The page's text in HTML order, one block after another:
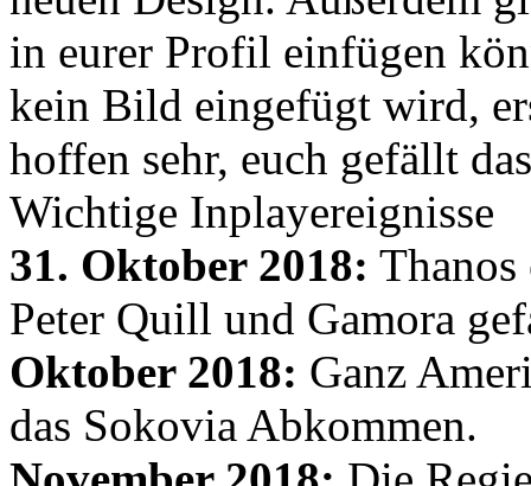
in eurer Profil einfügen
kein Bild eingefügt wird,
hoffen sehr, euch gefällt
Wichtige Inplayereignisse
31. Oktober 2018:
Peter Quill und Gamora
Oktober 2018: Ganz
das Sokovia Abkommen.